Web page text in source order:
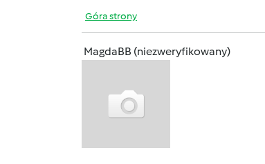
Góra strony
MagdaBB (niezweryfikowany)